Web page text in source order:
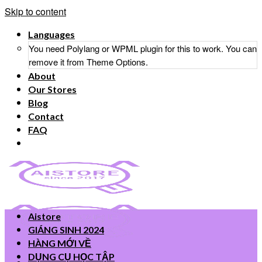
Skip to content
Languages
You need Polylang or WPML plugin for this to work. You can
remove it from Theme Options.
About
Our Stores
Blog
Contact
FAQ
Aistore
GIÁNG SINH 2024
HÀNG MỚI VỀ
DỤNG CỤ HỌC TẬP